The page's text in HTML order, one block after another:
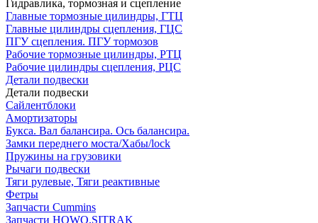
Гидравлика, тормозная и сцепление
Главные тормозные цилиндры, ГТЦ
Главные цилиндры сцепления, ГЦС
ПГУ сцепления. ПГУ тормозов
Рабочие тормозные цилиндры, РТЦ
Рабочие цилиндры сцепления, РЦС
Детали подвески
Детали подвески
Cайлентблоки
Амортизаторы
Букса. Вал балансира. Ось балансира.
Замки переднего моста/Хабы/lock
Пружины на грузовики
Рычаги подвески
Тяги рулевые, Тяги реактивные
Фетры
Запчасти Cummins
Запчасти HOWO.SITRAK